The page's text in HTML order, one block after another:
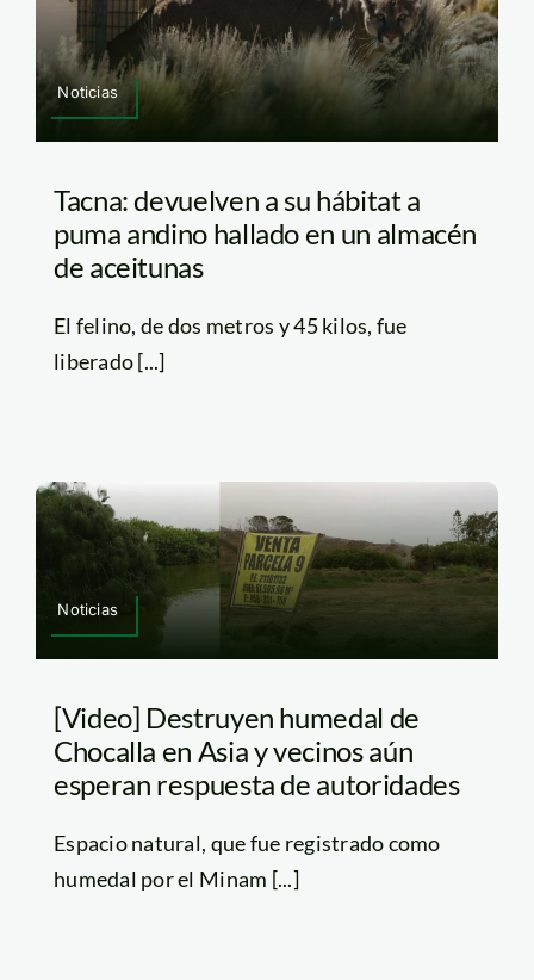
Noticias
Tacna: devuelven a su hábitat a
puma andino hallado en un almacén
de aceitunas
El felino, de dos metros y 45 kilos, fue
liberado [...]
Noticias
[Video] Destruyen humedal de
Chocalla en Asia y vecinos aún
esperan respuesta de autoridades
Espacio natural, que fue registrado como
humedal por el Minam [...]